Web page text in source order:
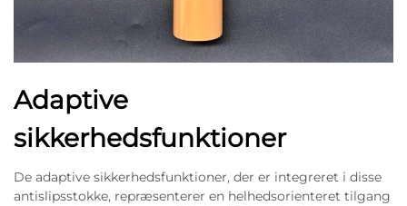
Adaptive
sikkerhedsfunktioner
De adaptive sikkerhedsfunktioner, der er integreret i disse
antislipsstokke, repræsenterer en helhedsorienteret tilgang